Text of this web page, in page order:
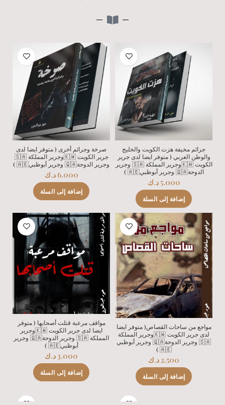
جرائم مخيفة هزت الكويت والخليج
والوطن العربي ( متوفر ايضا لدى جرير
الكويت 🇰🇼وجرير المملكة 🇸🇦 وجرير
الدوحة🇶🇦 وجرير أبوظبي🇦🇪 )
5.000 د.ك
إضافة إلى السلة
صرخة وجرائم أخرى ( متوفر ايضا لدى
جرير الكويت 🇰🇼وجرير المملكة 🇸🇦
وجرير الدوحة🇶🇦 وجرير أبوظبي🇦🇪 )
6.000 د.ك
إضافة إلى السلة
مواجع من ساحات القصاص( متوفر ايضا
لدى جرير الكويت 🇰🇼وجرير المملكة
🇸🇦 وجرير الدوحة🇶🇦 وجرير أبوظبي
🇦🇪 )
2.500 د.ك
إضافة إلى السلة
مواقف مرعبة قتلت أصحابها ( متوفر
ايضا لدى جرير الكويت 🇰🇼وجرير
المملكة 🇸🇦 وجرير الدوحة🇶🇦 وجرير
أبوظبي🇦🇪 )
3.000 د.ك
إضافة إلى السلة